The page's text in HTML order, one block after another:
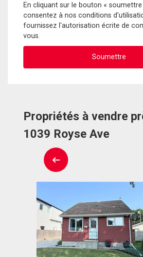
En cliquant sur le bouton « soumettre
consentez à nos conditions
fournissez l'autorisation écrite de
vous.
Propriétés à vendre
1039 Royse Ave